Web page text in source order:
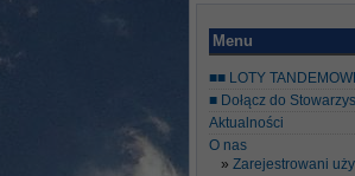
Menu
■■ LOTY
■ Dołącz do
Aktualności
O nas
Zarejestrowani